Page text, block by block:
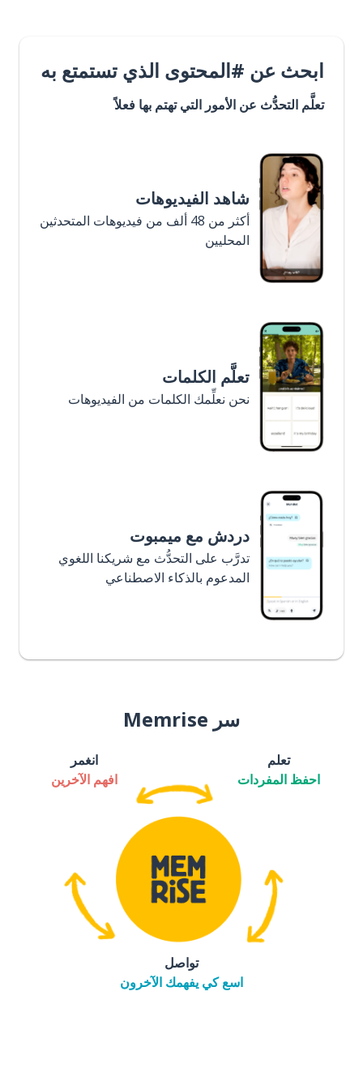
ابحث عن #المحتوى الذي تستمتع به
تعلَّم التحدُّث عن الأمور التي تهتم بها فعلاً
شاهد الفيديوهات
أكثر من 48 ألف من فيديوهات المتحدثين
المحليين
تعلَّم الكلمات
نحن نعلِّمك الكلمات من الفيديوهات
دردش مع ميمبوت
تدرَّب على التحدُّث مع شريكنا اللغوي
المدعوم بالذكاء الاصطناعي
سر Memrise
تعلم
احفظ المفردات
انغمر
افهم الآخرين
تواصل
اسع كي يفهمك الآخرون